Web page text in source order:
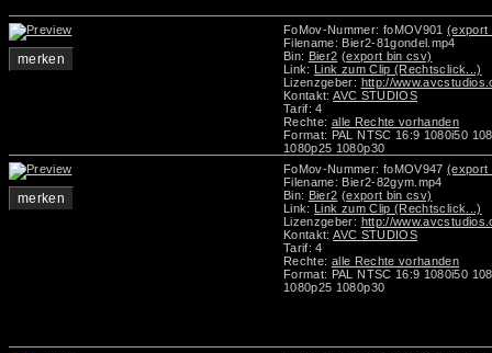
merken
FoMov-Nummer: foMOV901(export
Filename: Bier2-81gondel.mp4
Bin: Bier2 (export bin csv)
Link: Link zum Clip (Rechtsclick...)
Lizenzgeber: http://
Kontakt:AVC STUDIOS
Tarif: 4
Rechte: alle Rechte vorhanden
Format: PAL NTSC 16:9 1080i50
1080p25 1080p30
merken
FoMov-Nummer: foMOV947(export
Filename: Bier2-82gym.mp4
Bin: Bier2 (export bin csv)
Link: Link zum Clip (Rechtsclick...)
Lizenzgeber: http://
Kontakt:AVC STUDIOS
Tarif: 4
Rechte: alle Rechte vorhanden
Format: PAL NTSC 16:9 1080i50
1080p25 1080p30